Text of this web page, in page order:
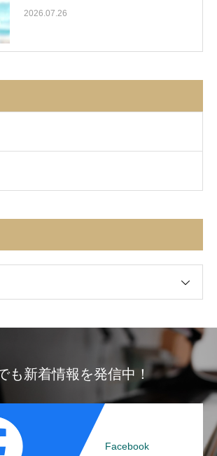
2026.07.26
も新着情報を発信中！
Facebook